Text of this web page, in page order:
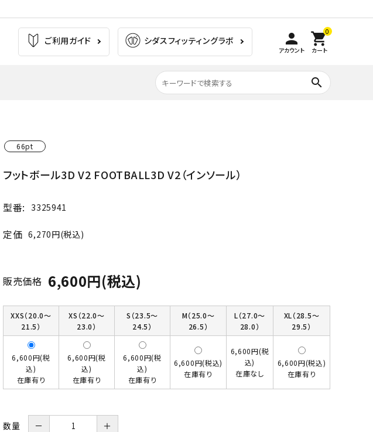
ご利用ガイド シダスフィッティングラボ person
アカウント
0
shopping_cart
カート
腰痛
サッカー
トレッキング ゴルフ
search
66pt
フットボール3D V2 FOOTBALL3D V2（インソール）
型番: 3325941
定価 6,270円(税込)
販売価格 6,600円(税込)
XXS（20.0～
21.5）
XS（22.0～
23.0）
S（23.5～
24.5）
M（25.0～
26.5）
L（27.0～
28.0）
XL（28.5～
29.5）
6,600円(税
込)
在庫有り
6,600円(税
込)
在庫有り
6,600円(税
込)
在庫有り
6,600円(税込)
在庫有り
6,600円(税
込)
在庫なし
6,600円(税込)
在庫有り
数量 － ＋